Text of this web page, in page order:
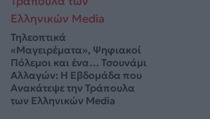
Τηλεοπτικά
«Μαγειρέματα», Ψηφιακοί
Πόλεμοι και ένα… Τσουνάμι
Αλλαγών: Η Εβδομάδα που
Ανακάτεψε την Τράπουλα
των Ελληνικών Media